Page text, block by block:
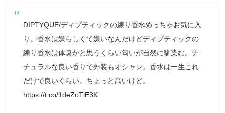
DIPTYQUE/ディプティックの練り香水めっちゃお気に入
り。香水は嫌らしくて嫌いなんだけどディプティックの
練り香水は体臭かと思うくらい匂いが自然に馴染む。ナ
チュラルな良い香りで外装もオシャレ。香水は一生これ
だけで良いくらい。ちょっと高いけど。
https://t.co/1deZoTlE3K